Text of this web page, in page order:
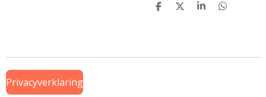
D
D
S
D
Privacyverklaring